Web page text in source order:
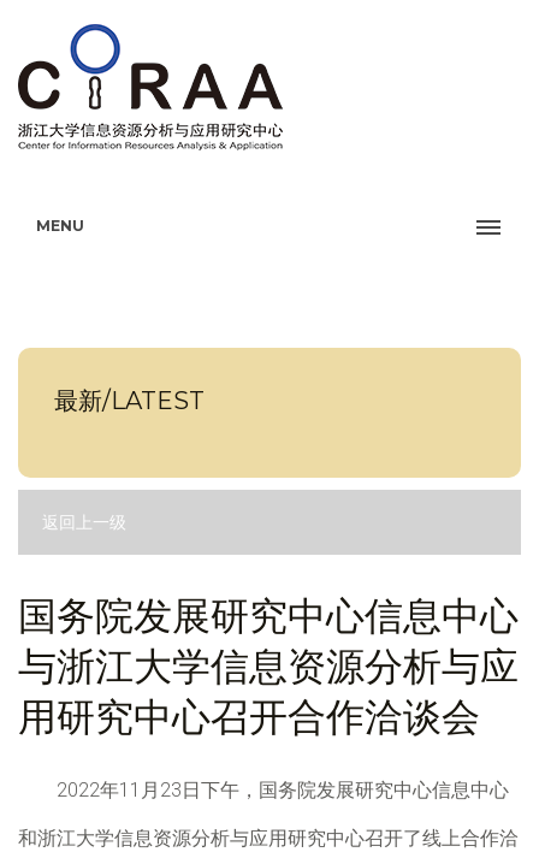
MENU
最新/LATEST
返回上一级
国务院发展研究中心信息中心
与浙江大学信息资源分析与应
用研究中心召开合作洽谈会
2022年11月23日下午，国务院发展研究中心信息中心
和浙江大学信息资源分析与应用研究中心召开了线上合作洽